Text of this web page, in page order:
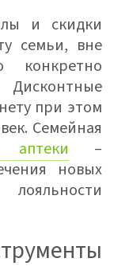
и скидки
семьи, вне
конкретно
Дисконтные
при этом
Семейная
–
новых